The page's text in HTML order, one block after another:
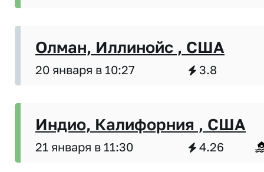
Олман, Иллинойс , США
20 января в 10:27 3.8
Индио, Калифорния , США
21 января в 11:30 4.26